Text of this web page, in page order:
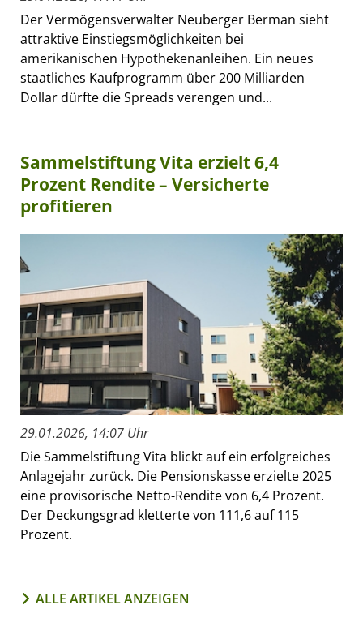
Der Vermögensverwalter Neuberger Berman sieht
attraktive Einstiegsmöglichkeiten bei
amerikanischen Hypothekenanleihen. Ein neues
staatliches Kaufprogramm über 200 Milliarden
Dollar dürfte die Spreads verengen und...
Sammelstiftung Vita erzielt 6,4
Prozent Rendite – Versicherte
profitieren
29.01.2026, 14:07 Uhr
Die Sammelstiftung Vita blickt auf ein erfolgreiches
Anlagejahr zurück. Die Pensionskasse erzielte 2025
eine provisorische Netto-Rendite von 6,4 Prozent.
Der Deckungsgrad kletterte von 111,6 auf 115
Prozent.
ALLE ARTIKEL ANZEIGEN